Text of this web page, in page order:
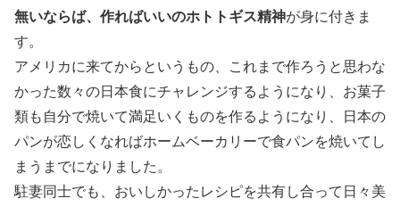
無いならば、作ればいいのホトトギス精神が身に付きま
す。
アメリカに来てからというもの、これまで作ろうと思わな
かった数々の日本食にチャレンジするようになり、お菓子
類も自分で焼いて満足いくものを作るようになり、日本の
パンが恋しくなればホームベーカリーで食パンを焼いてし
まうまでになりました。
駐妻同士でも、おいしかったレシピを共有し合って日々美